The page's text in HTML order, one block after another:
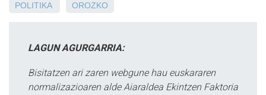
POLITIKA OROZKO
LAGUN AGURGARRIA:
Bisitatzen ari zaren webgune hau euskararen
normalizazioaren alde Aiaraldea Ekintzen Faktoria